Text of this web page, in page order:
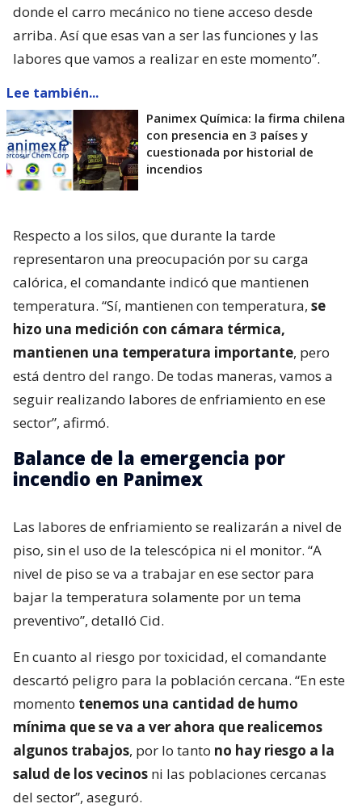
donde el carro mecánico no tiene acceso desde
arriba. Así que esas van a ser las funciones y las
labores que vamos a realizar en este momento”.
Lee también...
Panimex Química: la firma chilena
con presencia en 3 países y
cuestionada por historial de
incendios
Respecto a los silos, que durante la tarde
representaron una preocupación por su carga
calórica, el comandante indicó que mantienen
temperatura. “Sí, mantienen con temperatura, se
hizo una medición con cámara térmica,
mantienen una temperatura importante, pero
está dentro del rango. De todas maneras, vamos a
seguir realizando labores de enfriamiento en ese
sector”, afirmó.
Balance de la emergencia por
incendio en Panimex
Las labores de enfriamiento se realizarán a nivel de
piso, sin el uso de la telescópica ni el monitor. “A
nivel de piso se va a trabajar en ese sector para
bajar la temperatura solamente por un tema
preventivo”, detalló Cid.
En cuanto al riesgo por toxicidad, el comandante
descartó peligro para la población cercana. “En este
momento tenemos una cantidad de humo
mínima que se va a ver ahora que realicemos
algunos trabajos, por lo tanto no hay riesgo a la
salud de los vecinos ni las poblaciones cercanas
del sector”, aseguró.